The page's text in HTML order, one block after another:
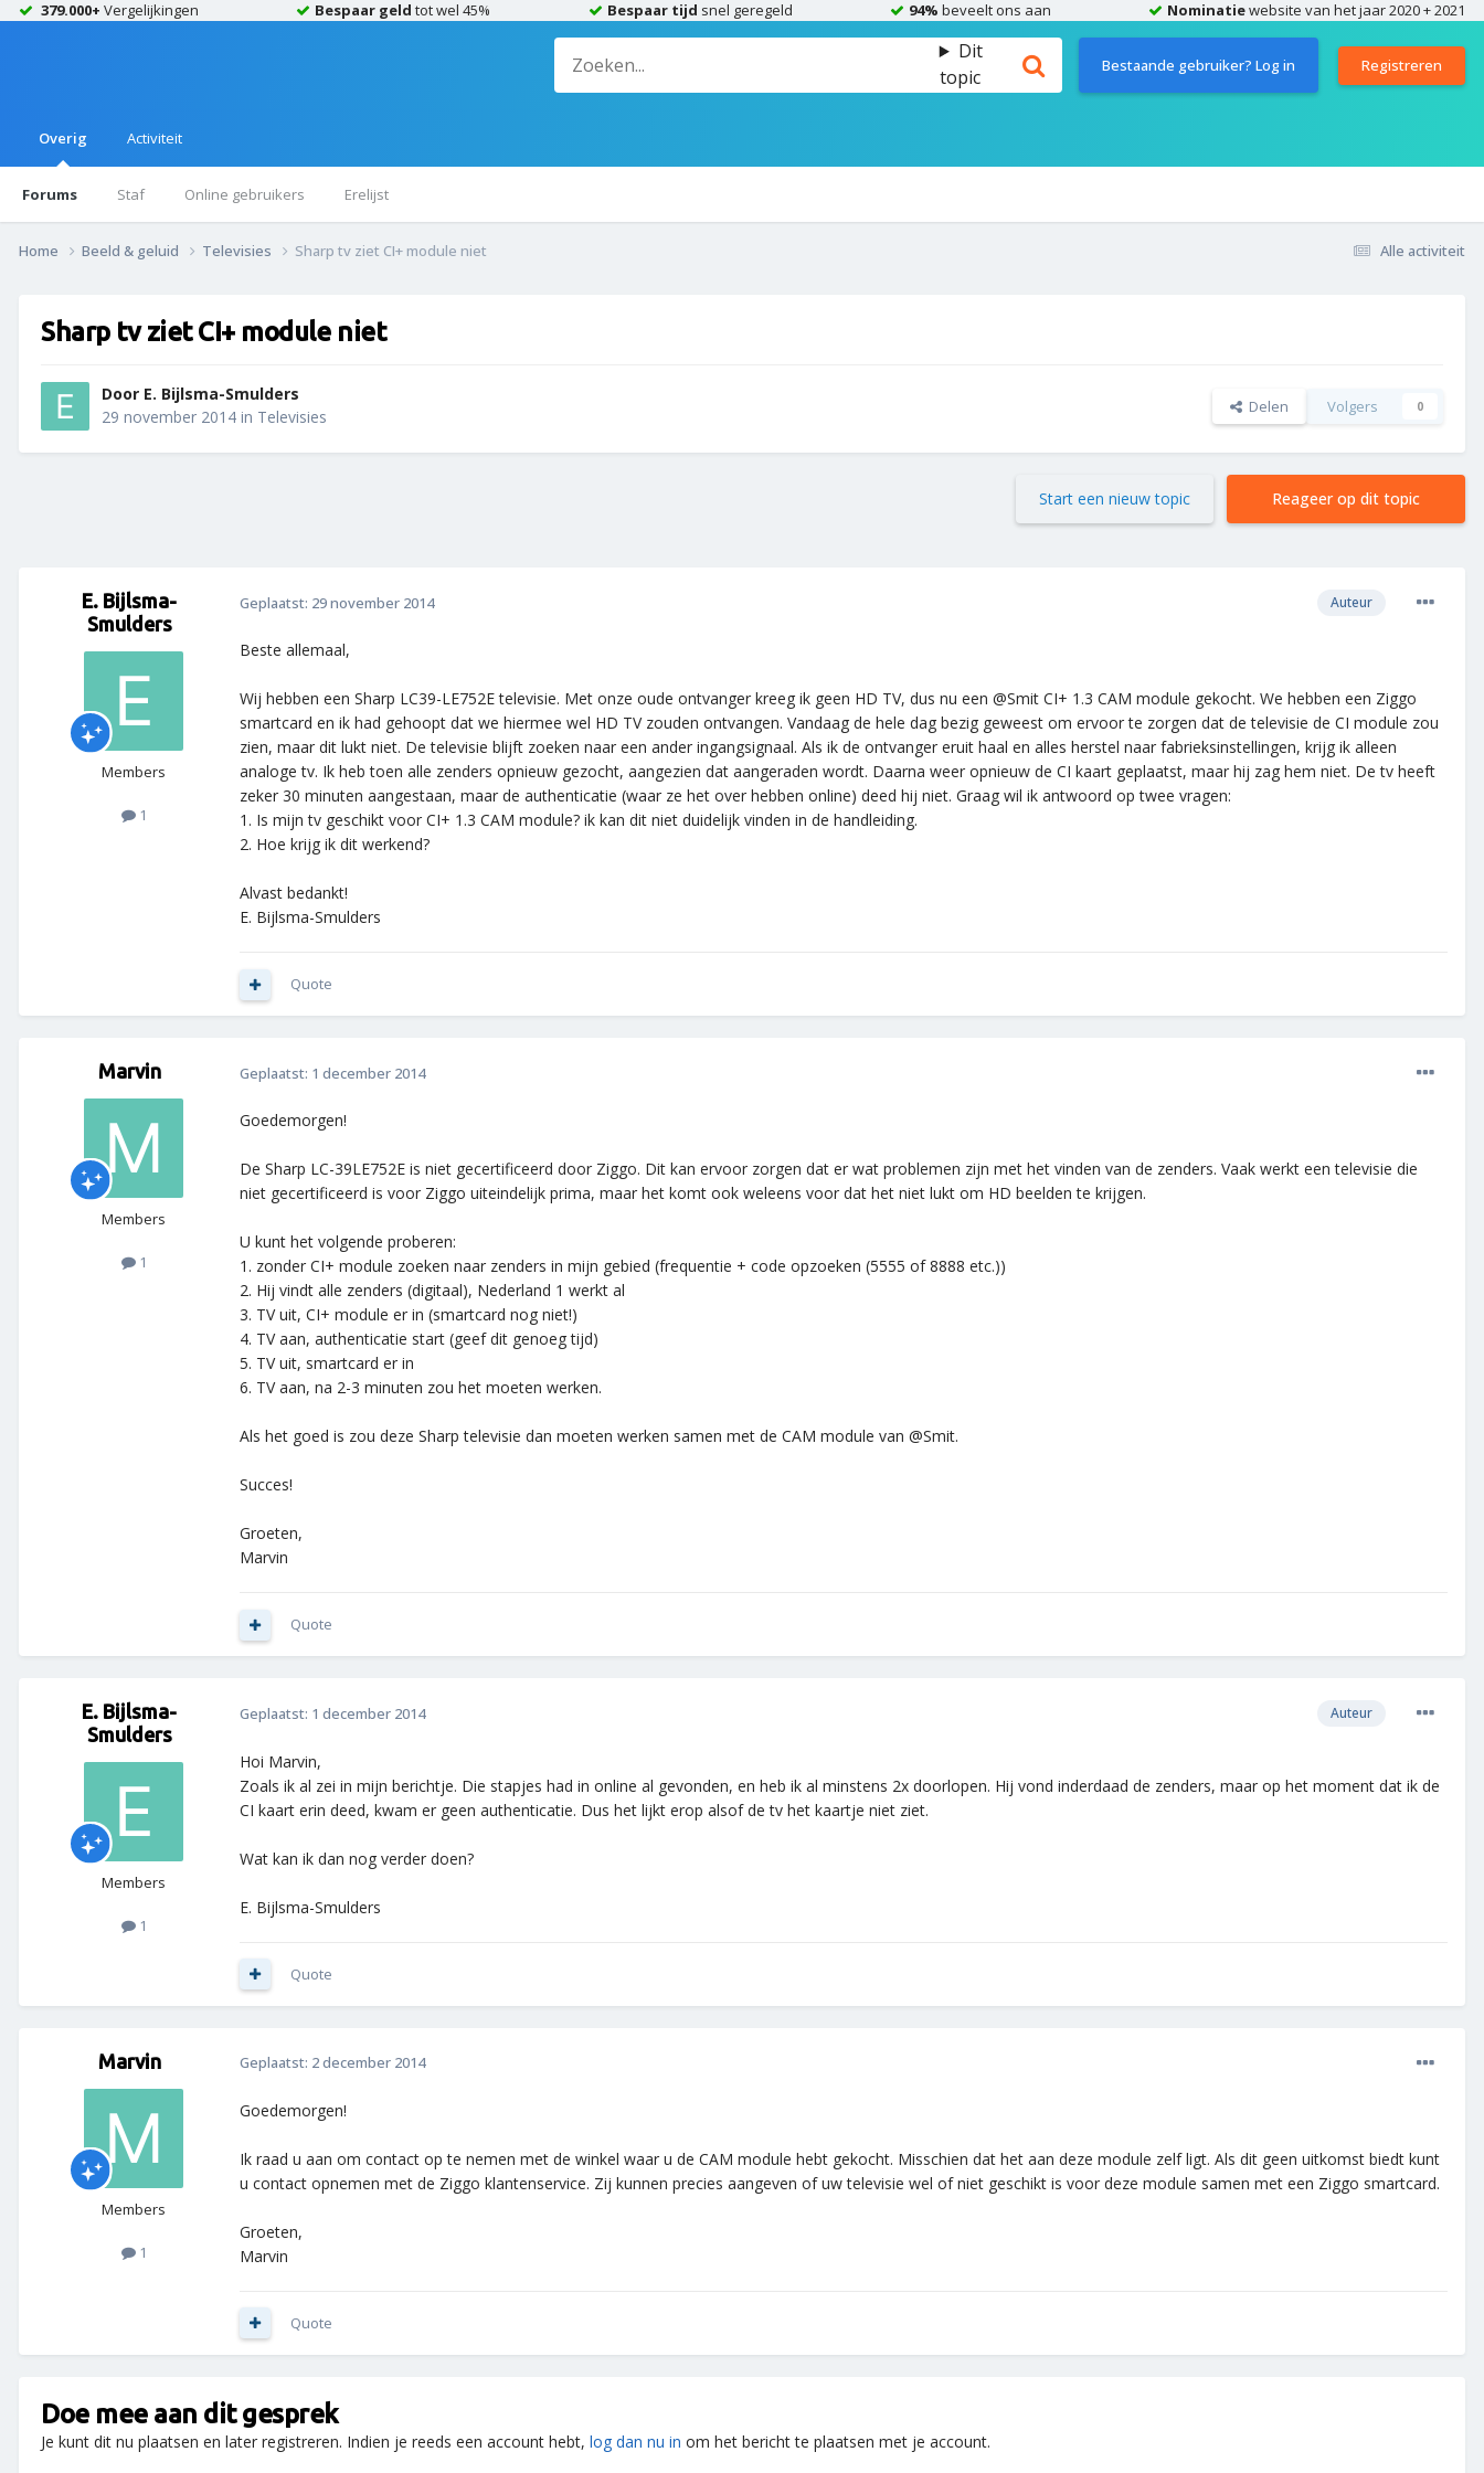
379.000+ Vergelijkingen Bespaar geld tot wel 45% Bespaar tijd snel geregeld 94% beveelt ons aan Nominatiewebsite van het jaar 2020 + 2021
Dit
topic
Bestaande gebruiker? Log in Registreren
Overig
Forums Staf Online gebruikers Erelijst
Activiteit
Alle activiteit
Home Beeld & geluid Televisies Sharp tv ziet CI+ module niet
Sharp tv ziet CI+ module niet
Door E. Bijlsma-Smulders
29 november 2014 in Televisies Delen Volgers 0
Reageer op dit topic
Start een nieuw topic
E. Bijlsma-
Smulders
Members
1
Auteur
Geplaatst: 29 november 2014
Beste allemaal,
Wij hebben een Sharp LC39-LE752E televisie. Met onze oude ontvanger kreeg ik geen HD TV, dus nu een @Smit CI+ 1.3 CAM module gekocht. We hebben een Ziggo
smartcard en ik had gehoopt dat we hiermee wel HD TV zouden ontvangen. Vandaag de hele dag bezig geweest om ervoor te zorgen dat de televisie de CI module zou
zien, maar dit lukt niet. De televisie blijft zoeken naar een ander ingangsignaal. Als ik de ontvanger eruit haal en alles herstel naar fabrieksinstellingen, krijg ik alleen
analoge tv. Ik heb toen alle zenders opnieuw gezocht, aangezien dat aangeraden wordt. Daarna weer opnieuw de CI kaart geplaatst, maar hij zag hem niet. De tv heeft
zeker 30 minuten aangestaan, maar de authenticatie (waar ze het over hebben online) deed hij niet. Graag wil ik antwoord op twee vragen:
1. Is mijn tv geschikt voor CI+ 1.3 CAM module? ik kan dit niet duidelijk vinden in de handleiding.
2. Hoe krijg ik dit werkend?
Alvast bedankt!
E. Bijlsma-Smulders
Quote
Marvin
Members
1
Geplaatst: 1 december 2014
Goedemorgen!
De Sharp LC-39LE752E is niet gecertificeerd door Ziggo. Dit kan ervoor zorgen dat er wat problemen zijn met het vinden van de zenders. Vaak werkt een televisie die
niet gecertificeerd is voor Ziggo uiteindelijk prima, maar het komt ook weleens voor dat het niet lukt om HD beelden te krijgen.
U kunt het volgende proberen:
1. zonder CI+ module zoeken naar zenders in mijn gebied (frequentie + code opzoeken (5555 of 8888 etc.))
2. Hij vindt alle zenders (digitaal), Nederland 1 werkt al
3. TV uit, CI+ module er in (smartcard nog niet!)
4. TV aan, authenticatie start (geef dit genoeg tijd)
5. TV uit, smartcard er in
6. TV aan, na 2-3 minuten zou het moeten werken.
Als het goed is zou deze Sharp televisie dan moeten werken samen met de CAM module van @Smit.
Succes!
Groeten,
Marvin
Quote
E. Bijlsma-
Smulders
Members
1
Auteur
Geplaatst: 1 december 2014
Hoi Marvin,
Zoals ik al zei in mijn berichtje. Die stapjes had in online al gevonden, en heb ik al minstens 2x doorlopen. Hij vond inderdaad de zenders, maar op het moment dat ik de
CI kaart erin deed, kwam er geen authenticatie. Dus het lijkt erop alsof de tv het kaartje niet ziet.
Wat kan ik dan nog verder doen?
E. Bijlsma-Smulders
Quote
Marvin
Members
1
Geplaatst: 2 december 2014
Goedemorgen!
Ik raad u aan om contact op te nemen met de winkel waar u de CAM module hebt gekocht. Misschien dat het aan deze module zelf ligt. Als dit geen uitkomst biedt kunt
u contact opnemen met de Ziggo klantenservice. Zij kunnen precies aangeven of uw televisie wel of niet geschikt is voor deze module samen met een Ziggo smartcard.
Groeten,
Marvin
Quote
Doe mee aan dit gesprek
Je kunt dit nu plaatsen en later registreren. Indien je reeds een account hebt, log dan nu in om het bericht te plaatsen met je account.